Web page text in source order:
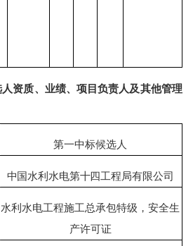
资质、业绩、项目负责人及其他管理
第一中标候选人
中国水利水电第十四工程局有限公司
水利水电工程施工总承包特级，安全生
产许可证